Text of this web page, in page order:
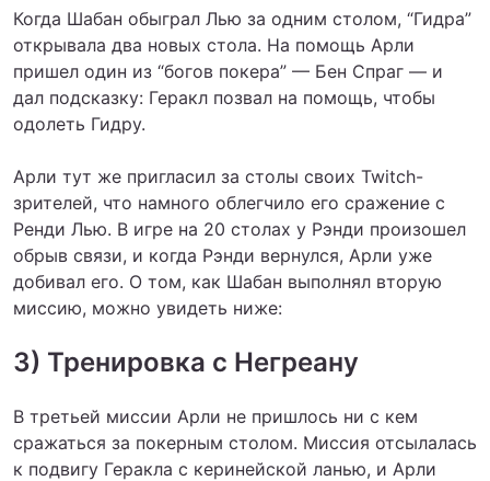
Когда Шабан обыграл Лью за одним столом, “Гидра”
открывала два новых стола. На помощь Арли
пришел один из “богов покера” — Бен Спраг — и
дал подсказку: Геракл позвал на помощь, чтобы
одолеть Гидру.
Арли тут же пригласил за столы своих Twitch-
зрителей, что намного облегчило его сражение с
Ренди Лью. В игре на 20 столах у Рэнди произошел
обрыв связи, и когда Рэнди вернулся, Арли уже
добивал его. О том, как Шабан выполнял вторую
миссию, можно увидеть ниже:
3) Тренировка с Негреану
В третьей миссии Арли не пришлось ни с кем
сражаться за покерным столом. Миссия отсылалась
к подвигу Геракла с керинейской ланью, и Арли